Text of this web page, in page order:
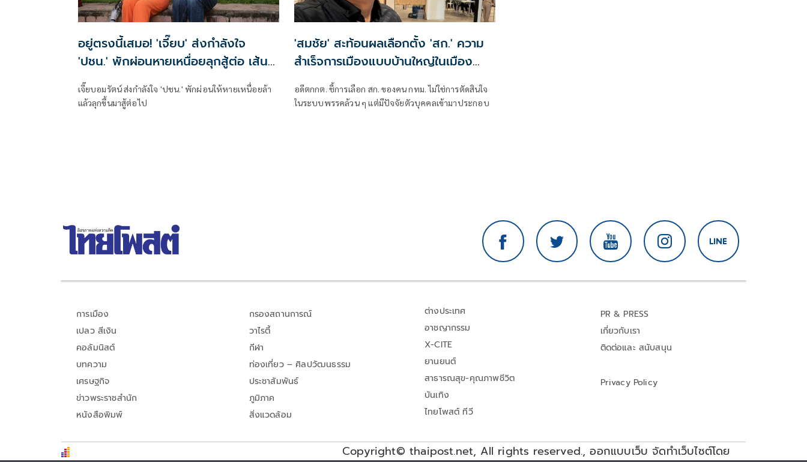
อยู่ตรงนี้เสมอ! 'เจี๊ยบ' ส่งกำลังใจ
'ปชน.' พักผ่อนหายเหนื่อยลุกสู้ต่อ เส้น
ทางยาวไกลจะไม่หยุดฝัน
เจี๊ยบอมรัตน์ ส่งกำลังใจ 'ปชน.' พักผ่อนให้หายเหนื่อยล้า
แล้วลุกขึ้นมาสู้ต่อไป
'สมชัย' สะท้อนผลเลือกตั้ง 'สก.' ความ
สำเร็จการเมืองแบบบ้านใหญ่ในเมือง
หลวง ยังคงอยู่
อดีตกกต. ชี้การเลือก สก. ของคน กทม. ไม่ใช่การตัดสินใจ
ในระบบพรรคล้วน ๆ แต่มีปัจจัยตัวบุคคลเข้ามาประกอบ
การเมือง
เปลว สีเงิน
คอลัมนิสต์
บทความ
เศรษฐกิจ
ข่าวพระราชสำนัก
หนังสือพิมพ์
กรองสถานการณ์
วาไรตี้
กีฬา
ท่องเที่ยว – ศิลปวัฒนธรรม
ประชาสัมพันธ์
ภูมิภาค
สิ่งแวดล้อม
ต่างประเทศ
อาชญากรรม
X-CITE
ยานยนต์
สาธารณสุข-คุณภาพชีวิต
บันเทิง
ไทยโพสต์ ทีวี
PR & PRESS
เกี่ยวกับเรา
ติดต่อและ สนับสนุน
Privacy Policy
Copyright© thaipost.net, All rights reserved.,ออกแบบเว็บ จัดทำเว็บไซต์โดย